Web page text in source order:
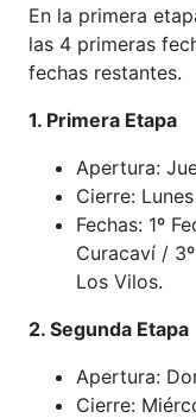
En la primera
las 4 primeras
fechas restantes.
1. Primera Etapa
Apertura:
Cierre:
Fechas: 1º
Curacaví /
Los Vilos.
2. Segunda Etapa
Apertura:
Cierre: